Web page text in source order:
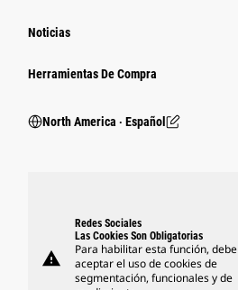
Noticias
Herramientas De Compra
North America ‧ Español
warning
Redes Sociales
Las Cookies Son Obligatorias
Para habilitar esta función, debe
aceptar el uso de cookies de
segmentación, funcionales y de